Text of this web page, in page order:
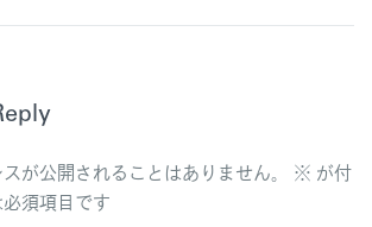
が公開されることはありません。 ※ が付
須項目です